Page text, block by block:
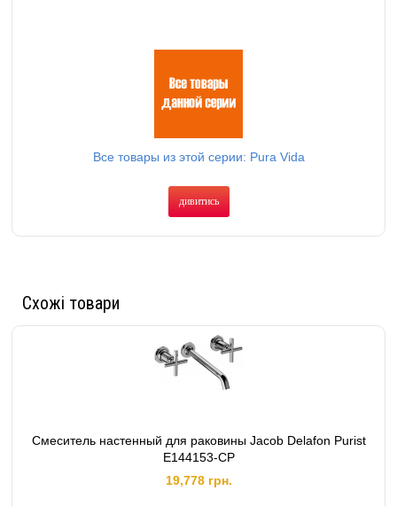
Все товары из этой серии: Pura Vida
дивитись
Схожі товари
Смеситель настенный для раковины Jacob Delafon Purist
E144153-CP
19,778 грн.